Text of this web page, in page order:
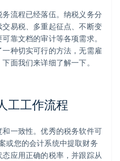
流程已经落伍。纳税义务分
易税、多重起征点、不断变
靠文档的审计等各项需求。
种切实可行的方法，无需雇
面我们来详细了解一下。
工工作流程
一致性。优秀的税务软件可
或您的会计系统中提取财务
应用正确的税率，并跟踪从